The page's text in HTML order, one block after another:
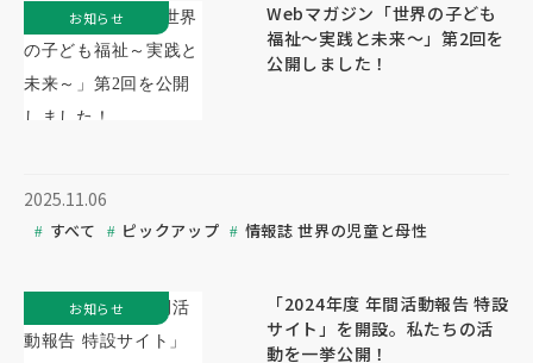
Webマガジン「世界の子ども
福祉～実践と未来～」第2回を
公開しました！
2025.11.06
すべて ピックアップ 情報誌 世界の児童と母性
お知らせ
「2024年度 年間活動報告 特設
サイト」を開設。私たちの活
動を一挙公開！
お知らせ